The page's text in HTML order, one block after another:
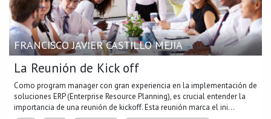
FRANCISCO JAVIER CASTILLO MEJIA
La Reunión de Kick off
Como program manager con gran experiencia en la implementación de
soluciones ERP (Enterprise Resource Planning), es crucial entender la
importancia de una reunión de kickoff. Esta reunión marca el ini...